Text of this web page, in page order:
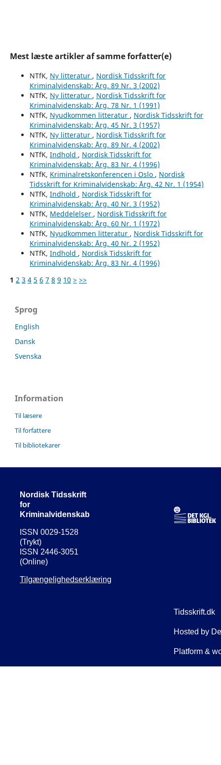
Mest læste artikler af samme forfatter(e)
NTfK, Ny litteratur , Nordisk Tidsskrift for
Kriminalvidenskab: Årg. 89 Nr. 3 (2002)
NTfK, Ny litteratur , Nordisk Tidsskrift for
Kriminalvidenskab: Årg. 78 Nr. 1 (1991)
NTfK, Nyudkommen litteratur , Nordisk Tidsskrift for
Kriminalvidenskab: Årg. 45 Nr. 3 (1957)
NTfK, Ny litteratur , Nordisk Tidsskrift for
Kriminalvidenskab: Årg. 89 Nr. 4 (2002)
NTfK, Indhold , Nordisk Tidsskrift for
Kriminalvidenskab: Årg. 83 Nr. 4 (1996)
NTfK, Kriminalretskonferencen i Oslo , Nordisk
Tidsskrift for Kriminalvidenskab: Årg. 42 Nr. 1 (1954)
NTfK, Indhold , Nordisk Tidsskrift for
Kriminalvidenskab: Årg. 40 Nr. 3 (1952)
NTfK, Meddelelser , Nordisk Tidsskrift for
Kriminalvidenskab: Årg. 60 Nr. 1 (1972)
NTfK, Nyudkommen litteratur , Nordisk Tidsskrift for
Kriminalvidenskab: Årg. 40 Nr. 2 (1952)
NTfK, Indhold , Nordisk Tidsskrift for
Kriminalvidenskab: Årg. 83 Nr. 4 (1996)
1 2 3 4 5 6 7 8 9 10 > >>
Sprog
English
Dansk
Svenska
Information
Til læsere
Til forfattere
Til bibliotekarer
Nordisk Tidsskrift
for
Kriminalvidenskab
ISSN 0029-1528
(Trykt)
ISSN 2446-3051
(Online)
Tilgængelighedserklæring